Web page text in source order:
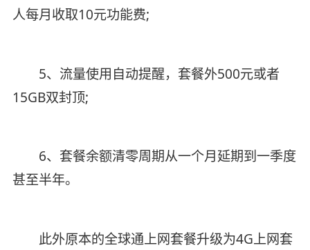
人每月收取10元功能费;
5、流量使用自动提醒，套餐外500元或者
15GB双封顶;
6、套餐余额清零周期从一个月延期到一季度
甚至半年。
此外原本的全球通上网套餐升级为4G上网套